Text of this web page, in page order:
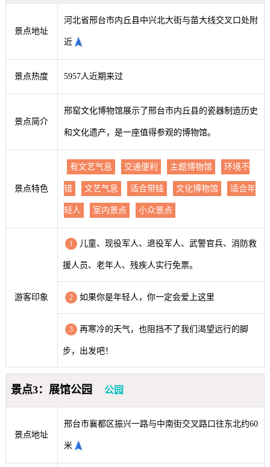
景点地址
河北省邢台市内丘县中兴北大街与苗大线交叉口处附
近
景点热度 5957人近期来过
景点简介
邢窑文化博物馆展示了邢台市内丘县的瓷器制造历史
和文化遗产，是一座值得参观的博物馆。
景点特色
有文艺气息 交通便利 主题博物馆 环境不
错 文艺气息 适合带娃 文化博物馆 适合年
轻人 室内景点 小众景点
游客印象
1 儿童、现役军人、退役军人、武警官兵、消防救
援人员、老年人、残疾人实行免票。
2 如果你是年轻人，你一定会爱上这里
3 再寒冷的天气，也阻挡不了我们渴望远行的脚
步，出发吧！
景点3：展馆公园 公园
景点地址
邢台市襄都区振兴一路与中南街交叉路口往东北约60
米